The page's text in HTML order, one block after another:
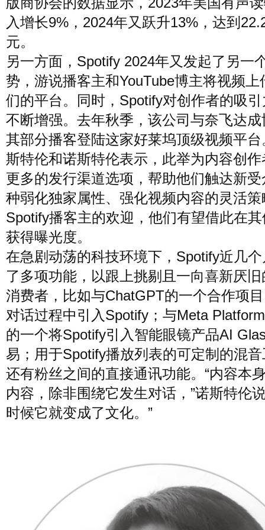
入增长9%，2024年又跃升13%，达到
元。
另一方面，Spotify 2024年又发起了另一
势，游说播客主和YouTube博主将视频上
们的平台。同时，Spotify对创作者的吸
不断增强。去年秋季，该公司与奈飞达
其部分播客登陆这家好莱坞顶级视频平
斯特伦和诺斯特伦表示，此举为内容创
更多的发行渠道选项，帮助他们触达新
种弱化独家属性、强化视频内容的灵活
Spotify播客主的欢迎，他们有望借此在
获得曝光度。
在急剧动荡的科技环境下，Spotify近几
了多项功能，以跟上挑剔且一向喜新厌
消费者，比如与ChatGPT的一个合作项
对话过程中引入Spotify；与Meta
的一个将Spotify引入智能眼镜产品AI
易；用于Spotify播放列表的可定制的混
还有粉丝之间的直接通讯功能。“内容本
内容，除非围绕它发生对话，”诺斯特伦
时候它就变成了文化。”